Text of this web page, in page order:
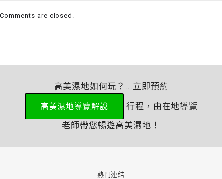
Comments are closed.
高美濕地如何玩？...立即預約
高美濕地導覽解說
行程，由在地導覽
老師帶您暢遊高美濕地！
熱門連結